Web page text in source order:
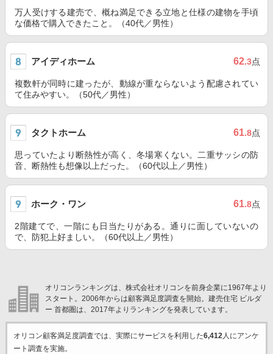
万人受けする建売で、概ね満足できる立地と仕様の建物を手頃
な価格で購入できたこと。（40代／男性）
アイディホーム 62.3点
複数軒が同時に建ったが、動線が重ならないよう配慮されてい
て住みやすい。（50代／男性）
タクトホーム 61.8点
思っていたより断熱性が高く、冬場寒くない。二重サッシの防
音、断熱性も想像以上だった。（60代以上／男性）
ホーク・ワン 61.8点
2階建てで、一階にも日当たりがある。通りに面していないの
で、防犯上好ましい。（60代以上／男性）
オリコンランキングは、株式会社オリコンを前身企業に1967年より
スタート。2006年からは顧客満足度調査を開始。建売住宅 ビルダ
ー 首都圏は、2017年よりランキングを発表しています。
オリコン顧客満足度調査では、実際にサービスを利用した6,412人にアンケ
ート調査を実施。